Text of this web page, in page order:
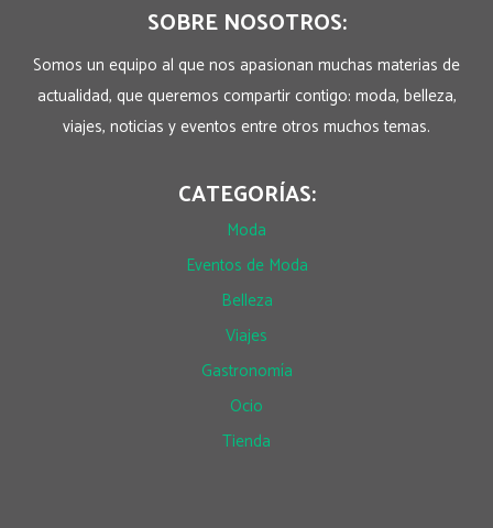
SOBRE NOSOTROS:
Somos un equipo al que nos apasionan muchas materias de
actualidad, que queremos compartir contigo: moda, belleza,
viajes, noticias y eventos entre otros muchos temas.
CATEGORÍAS:
Moda
Eventos de Moda
Belleza
Viajes
Gastronomía
Ocio
Tienda